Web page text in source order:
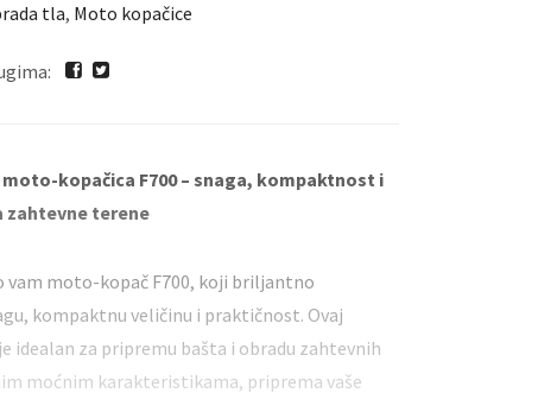
tla, Moto kopačice
kopačica F700 – snaga, kompaktnost i
zahtevne terene
vam moto-kopač F700, koji briljantno
kompaktnu veličinu i praktičnost. Ovaj
idealan za pripremu bašta i obradu zahtevnih
moćnim karakteristikama, priprema vaše